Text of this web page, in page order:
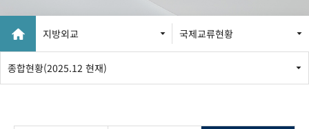
지방외교 추진
국제업무24
지방외교 국제교류현황
종합현황(2025.12 현재)